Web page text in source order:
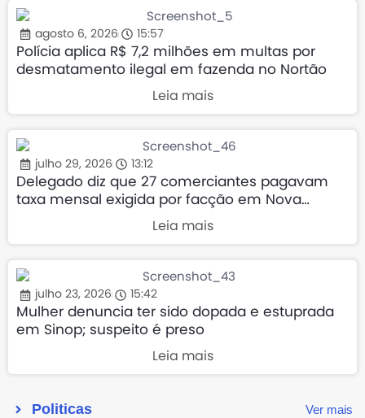
agosto 6, 2026 15:57
Polícia aplica R$ 7,2 milhões em multas por
desmatamento ilegal em fazenda no Nortão
Leia mais
julho 29, 2026 13:12
Delegado diz que 27 comerciantes pagavam
taxa mensal exigida por facção em Nova
Leia mais
julho 23, 2026 15:42
Mulher denuncia ter sido dopada e estuprada
em Sinop; suspeito é preso
Leia mais
Politicas Ver mais